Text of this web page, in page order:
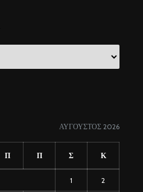
ΑΎΓΟΥΣΤΟΣ 2026
Π Π Σ Κ
1 2